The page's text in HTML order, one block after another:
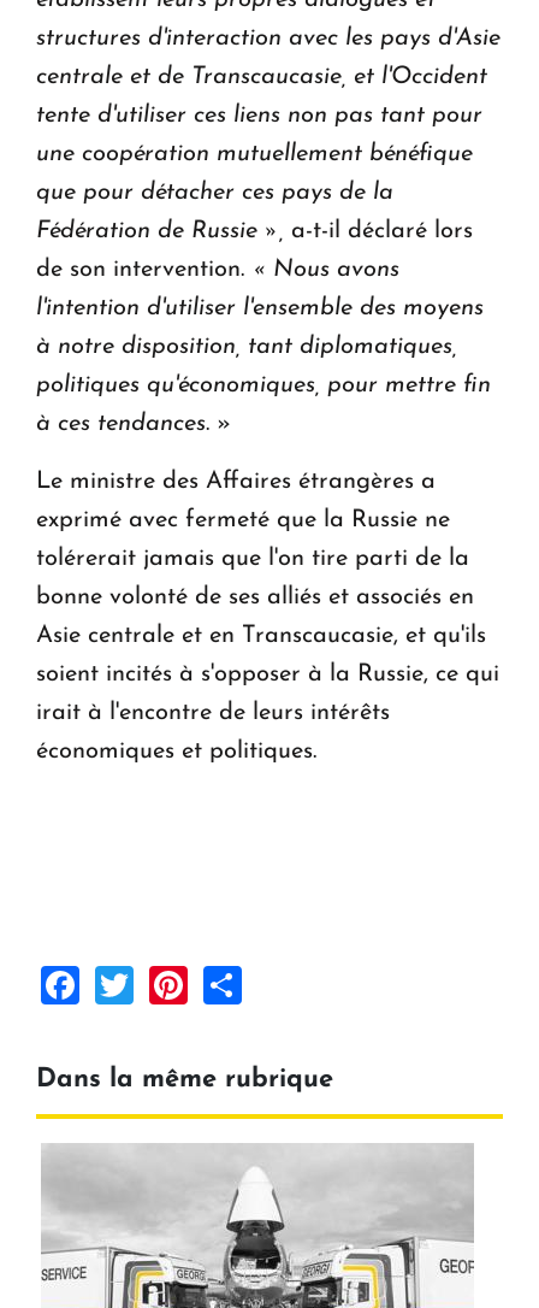
structures d'interaction avec les pays d'Asie
centrale et de Transcaucasie, et l'Occident
tente d'utiliser ces liens non pas tant pour
une coopération mutuellement bénéfique
que pour détacher ces pays de la
Fédération de Russie »,
a-t-il déclaré lors
de son intervention. « Nous avons
l'intention d'utiliser l'ensemble des moyens
à notre disposition, tant diplomatiques,
politiques qu'économiques, pour mettre fin
à ces tendances. »
Le ministre des Affaires étrangères a
exprimé avec fermeté que la Russie ne
tolérerait jamais que l'on tire parti de la
bonne volonté de ses alliés et associés en
Asie centrale et en Transcaucasie, et qu'ils
soient incités à s'opposer à la Russie, ce qui
irait à l'encontre de leurs intérêts
économiques et politiques.
Facebook
TwitterPinterest
Dans la même rubrique